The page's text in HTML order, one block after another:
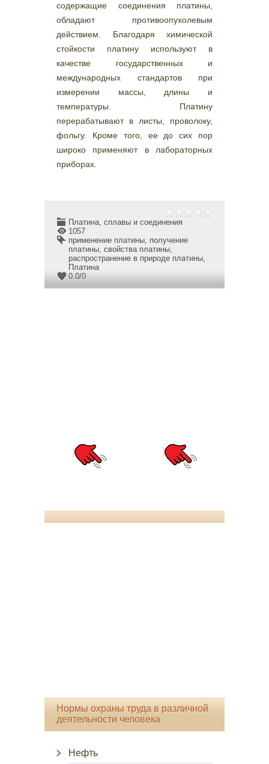
содержащие соединения платины,
обладают противоопухолевым
действием. Благодаря химической
стойкости платину используют в
качестве государственных и
международных стандартов при
измерении массы, длины и
температуры. Платину
перерабатывают в листы, проволоку,
фольгу. Кроме того, ее до сих пор
широко применяют в лабораторных
приборах.
Платина, сплавы и соединения
1057
применение платины, получение
платины, свойства платины,
распространение в природе платины,
Платина
0.0/0
Нормы охраны труда в различной
деятельности человека
Нефть